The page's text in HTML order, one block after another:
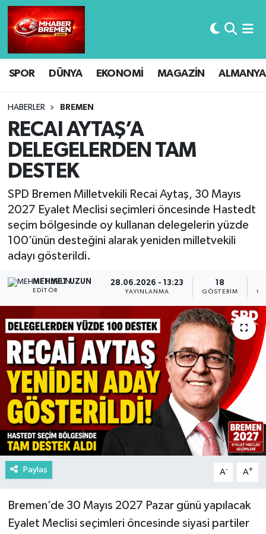
SPOR DÜNYA EKONOMİ MAGAZİN ALMANYA
HABERLER BREMEN
RECAl AYTAŞ’A
DELEGELERDEN TAM
DESTEK
SPD Bremen Milletvekili Recai Aytaş, 30 Mayıs
2027 Eyalet Meclisi seçimleri öncesinde Hastedt
seçim bölgesinde oy kullanan delegelerin yüzde
100’ünün desteğini alarak yeniden milletvekili
adayı gösterildi.
MEHMET UZUN
EDITÖR
28.06.2026 - 13:23
YAYINLANMA
18
GÖSTERIM
Paylaş A- A+
Bremen’de 30 Mayıs 2027 Pazar günü yapılacak
Eyalet Meclisi seçimleri öncesinde siyasi partiler
Hava Durumu
Trafik Durumu
Süper Lig Puan Durumu ve Fikstür
Tüm Manşetler
Son Dakika Haberleri
Haber Arşivi